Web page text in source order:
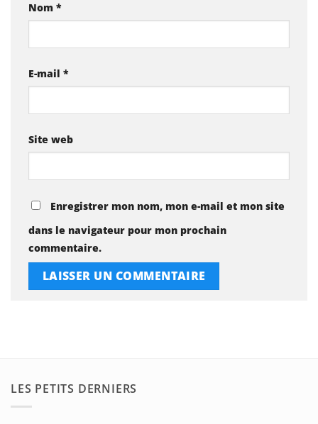
Nom *
E-mail *
Site web
Enregistrer mon nom, mon e-mail et mon site
dans le navigateur pour mon prochain
commentaire.
LES PETITS DERNIERS